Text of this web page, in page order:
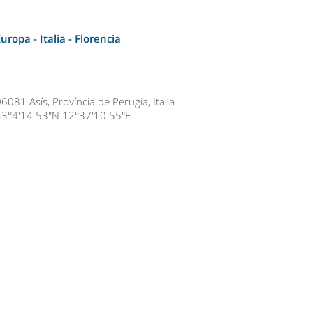
- Italia - Florencia
Asís, Província de Perugia, Italia
12°37'10.55"E